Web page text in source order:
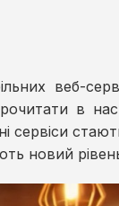
веб-
в
сервіси
новий